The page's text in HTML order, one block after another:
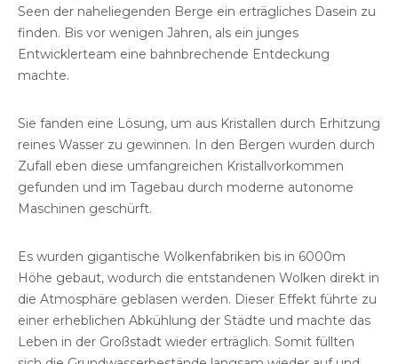
Seen der naheliegenden Berge ein erträgliches Dasein zu
finden. Bis vor wenigen Jahren, als ein junges
Entwicklerteam eine bahnbrechende Entdeckung
machte.
Sie fanden eine Lösung, um aus Kristallen durch Erhitzung
reines Wasser zu gewinnen. In den Bergen wurden durch
Zufall eben diese umfangreichen Kristallvorkommen
gefunden und im Tagebau durch moderne autonome
Maschinen geschürft.
Es wurden gigantische Wolkenfabriken bis in 6000m
Höhe gebaut, wodurch die entstandenen Wolken direkt in
die Atmosphäre geblasen werden. Dieser Effekt führte zu
einer erheblichen Abkühlung der Städte und machte das
Leben in der Großstadt wieder erträglich. Somit füllten